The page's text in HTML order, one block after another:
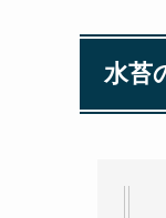
水苔